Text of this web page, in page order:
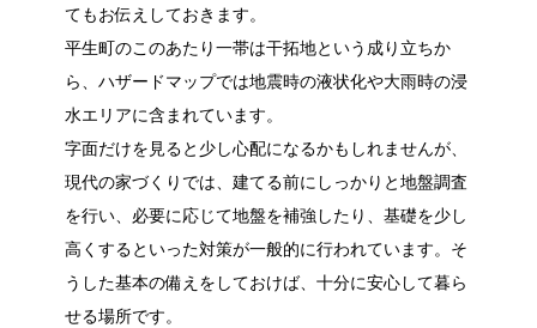
てもお伝えしておきます。
平生町のこのあたり一帯は干拓地という成り立ちか
ら、ハザードマップでは地震時の液状化や大雨時の浸
水エリアに含まれています。
字面だけを見ると少し心配になるかもしれませんが、
現代の家づくりでは、建てる前にしっかりと地盤調査
を行い、必要に応じて地盤を補強したり、基礎を少し
高くするといった対策が一般的に行われています。そ
うした基本の備えをしておけば、十分に安心して暮ら
せる場所です。